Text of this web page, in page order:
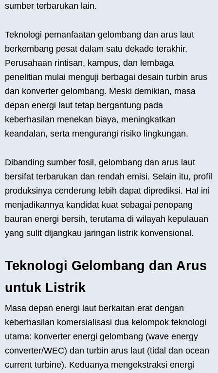
sumber terbarukan lain.
Teknologi pemanfaatan gelombang dan arus laut
berkembang pesat dalam satu dekade terakhir.
Perusahaan rintisan, kampus, dan lembaga
penelitian mulai menguji berbagai desain turbin arus
dan konverter gelombang. Meski demikian, masa
depan energi laut tetap bergantung pada
keberhasilan menekan biaya, meningkatkan
keandalan, serta mengurangi risiko lingkungan.
Dibanding sumber fosil, gelombang dan arus laut
bersifat terbarukan dan rendah emisi. Selain itu, profil
produksinya cenderung lebih dapat diprediksi. Hal ini
menjadikannya kandidat kuat sebagai penopang
bauran energi bersih, terutama di wilayah kepulauan
yang sulit dijangkau jaringan listrik konvensional.
Teknologi Gelombang dan Arus
untuk Listrik
Masa depan energi laut berkaitan erat dengan
keberhasilan komersialisasi dua kelompok teknologi
utama: konverter energi gelombang (wave energy
converter/WEC) dan turbin arus laut (tidal dan ocean
current turbine). Keduanya mengekstraksi energi